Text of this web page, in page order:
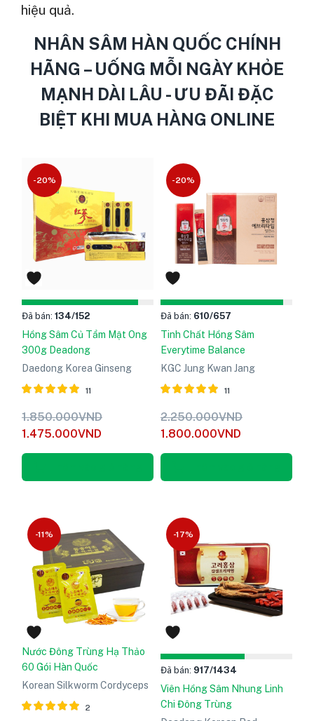
hiệu quả.
NHÂN SÂM HÀN QUỐC CHÍNH
HÃNG – UỐNG MỖI NGÀY KHỎE
MẠNH DÀI LÂU - ƯU ĐÃI ĐẶC
BIỆT KHI MUA HÀNG ONLINE
-20%
Đã bán: 134/152
Hồng Sâm Củ Tẩm Mật Ong
300g Deadong
Daedong Korea Ginseng
Được xếp
hạng
5.00
5
sao
11
1.850.000VND
1.475.000VND
-20%
Đã bán: 610/657
Tinh Chất Hồng Sâm
Everytime Balance
KGC Jung Kwan Jang
Được xếp
hạng
5.00
5
sao
11
2.250.000VND
1.800.000VND
-11%
Nước Đông Trùng Hạ Thảo
60 Gói Hàn Quốc
Korean Silkworm Cordyceps
2
-17%
Đã bán: 917/1434
Viên Hồng Sâm Nhung Linh
Chi Đông Trùng